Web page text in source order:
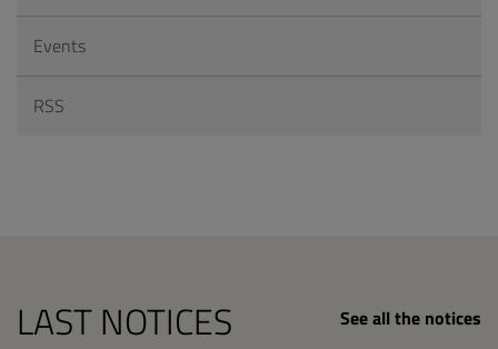
Events
RSS
LAST NOTICES See all the notices